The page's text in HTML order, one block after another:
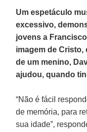
Um espetáculo
excessivo,
jovens a
imagem de Cristo,
de um menino,
ajudou, quando
“Não é fácil
de memória, para
sua idade”,